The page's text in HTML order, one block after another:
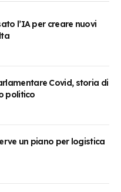
l’IA per creare nuovi
Covid, storia di
politico
un piano per logistica